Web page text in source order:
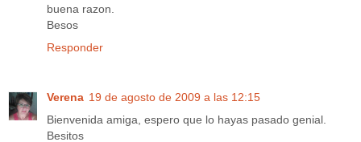
buena razon.
Besos
Responder
Verena 19 de agosto de 2009 a las 12:15
Bienvenida amiga, espero que lo hayas pasado genial.
Besitos